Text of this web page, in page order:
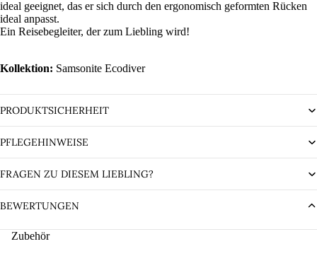
ideal geeignet, das er sich durch den ergonomisch geformten Rücken
ideal anpasst.
Ein Reisebegleiter, der zum Liebling wird!
Kollektion: Samsonite Ecodiver
PRODUKTSICHERHEIT
PFLEGEHINWEISE
FRAGEN ZU DIESEM LIEBLING?
BEWERTUNGEN
Zubehör